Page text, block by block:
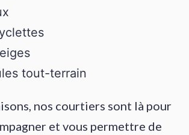
tout-terrain
nos courtiers sont là pour
et vous permettre de